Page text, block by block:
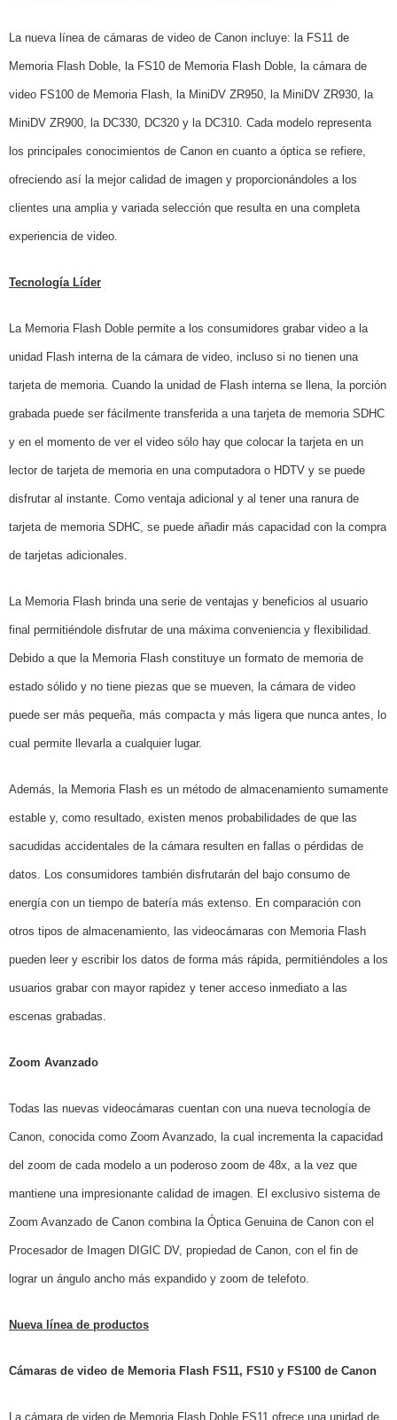
La nueva línea de cámaras de video de Canon incluye: la FS11 de
Memoria Flash Doble, la FS10 de Memoria Flash Doble, la cámara de
video FS100 de Memoria Flash, la MiniDV ZR950, la MiniDV ZR930, la
MiniDV ZR900, la DC330, DC320 y la DC310. Cada modelo representa
los principales conocimientos de Canon en cuanto a óptica se refiere,
ofreciendo así la mejor calidad de imagen y proporcionándoles a los
clientes una amplia y variada selección que resulta en una completa
experiencia de video.
Tecnología Líder
La Memoria Flash Doble permite a los consumidores grabar video a la
unidad Flash interna de la cámara de video, incluso si no tienen una
tarjeta de memoria. Cuando la unidad de Flash interna se llena, la porción
grabada puede ser fácilmente transferida a una tarjeta de memoria SDHC
y en el momento de ver el video sólo hay que colocar la tarjeta en un
lector de tarjeta de memoria en una computadora o HDTV y se puede
disfrutar al instante. Como ventaja adicional y al tener una ranura de
tarjeta de memoria SDHC, se puede añadir más capacidad con la compra
de tarjetas adicionales.
La Memoria Flash brinda una serie de ventajas y beneficios al usuario
final permitiéndole disfrutar de una máxima conveniencia y flexibilidad.
Debido a que la Memoria Flash constituye un formato de memoria de
estado sólido y no tiene piezas que se mueven, la cámara de video
puede ser más pequeña, más compacta y más ligera que nunca antes, lo
cual permite llevarla a cualquier lugar.
Además, la Memoria Flash es un método de almacenamiento sumamente
estable y, como resultado, existen menos probabilidades de que las
sacudidas accidentales de la cámara resulten en fallas o pérdidas de
datos. Los consumidores también disfrutarán del bajo consumo de
energía con un tiempo de batería más extenso. En comparación con
otros tipos de almacenamiento, las videocámaras con Memoria Flash
pueden leer y escribir los datos de forma más rápida, permitiéndoles a los
usuarios grabar con mayor rapidez y tener acceso inmediato a las
escenas grabadas.
Zoom Avanzado
Todas las nuevas videocámaras cuentan con una nueva tecnología de
Canon, conocida como Zoom Avanzado, la cual incrementa la capacidad
del zoom de cada modelo a un poderoso zoom de 48x, a la vez que
mantiene una impresionante calidad de imagen. El exclusivo sistema de
Zoom Avanzado de Canon combina la Óptica Genuina de Canon con el
Procesador de Imagen DIGIC DV, propiedad de Canon, con el fin de
lograr un ángulo ancho más expandido y zoom de telefoto.
Nueva línea de productos
Cámaras de video de Memoria Flash FS11, FS10 y FS100 de Canon
La cámara de video de Memoria Flash Doble FS11 ofrece una unidad de